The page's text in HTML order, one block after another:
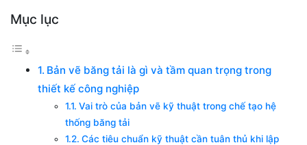
Mục lục
Bản vẽ băng tải là gì và tầm quan trọng trong
thiết kế công nghiệp
Vai trò của bản vẽ kỹ thuật trong chế tạo hệ
thống băng tải
Các tiêu chuẩn kỹ thuật cần tuân thủ khi lập